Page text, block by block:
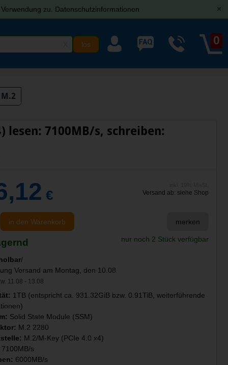
zu. Datenschutzinformationen [x]
0
lesen: 7100MB/s, schreiben:
€ Versand ab: siehe Shop
in den Warenkorb merken
nur noch 2 Stück verfügbar
/
Versand am Montag, den 10.08
11.08 - 13.08
1TB (entspricht ca. 931.32GiB bzw. 0.91TiB, weiterführende
Solid State Module (SSM)
M.2 2280
M.2/M-Key (PCIe 4.0 x4)
7100MB/s
6000MB/s